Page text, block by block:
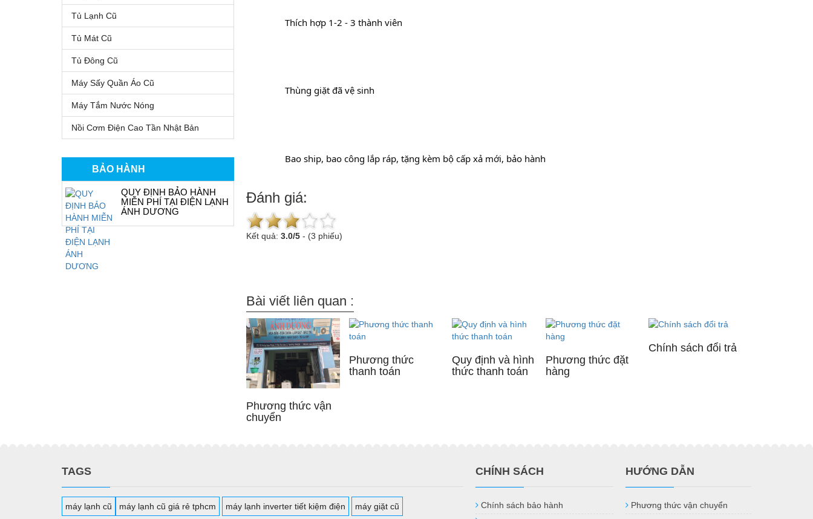
Tủ Lạnh Cũ
Tủ Mát Cũ
Tủ Đông Cũ
Máy Sấy Quần Áo Cũ
Máy Tắm Nước Nóng
Nồi Cơm Điện Cao Tần Nhật Bản
BẢO HÀNH
QUY ĐỊNH BẢO HÀNH
MIỄN PHÍ TẠI ĐIỆN LẠNH
ÁNH DƯƠNG
		Thích hợp 1-2 - 3 thành viên
		Thùng giặt đã vệ sinh
		Bao ship, bao công lắp ráp, tặng kèm bộ cấp xả mới, bảo hành
Đánh giá:
Kết quả: 3.0/5 - (3 phiếu)
Bài viết liên quan :
Phương thức vận
chuyển
Phương thức
thanh toán
Quy định và hình
thức thanh toán
Phương thức đặt
hàng
Chính sách đổi trả
TAGS
máy lạnh cũ máy lạnh cũ giá rẻ tphcm máy lạnh inverter tiết kiệm điện máy giặt cũ
CHÍNH SÁCH
Chính sách bảo hành
HƯỚNG DẪN
Phương thức vận chuyển